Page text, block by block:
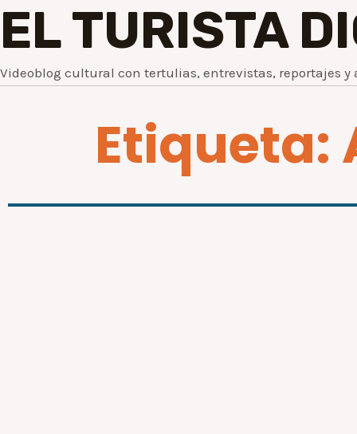
EL TURISTA
Videoblog cultural con tertulias, entrevistas, reportajes y
Etiqueta: